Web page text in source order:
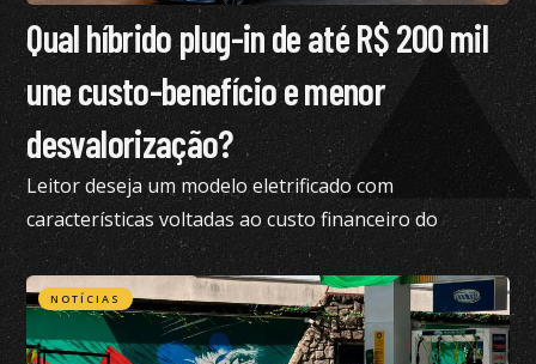
Qual híbrido plug-in de até R$ 200 mil
une custo-benefício e menor
desvalorização?
Leitor deseja um modelo eletrificado com
características voltadas ao custo financeiro do
produto e pediu nossa análise completa
NOTÍCIAS